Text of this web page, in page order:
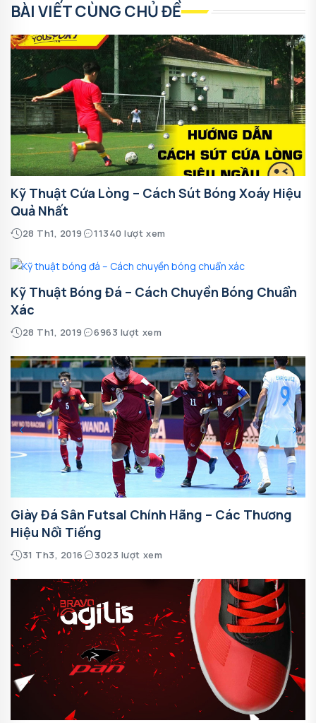
BÀI VIẾT CÙNG CHỦ ĐỀ
Kỹ Thuật Cứa Lòng – Cách Sút Bóng Xoáy Hiệu
Quả Nhất
28 Th1, 2019 11340 lượt xem
Kỹ Thuật Bóng Đá – Cách Chuyền Bóng Chuẩn
Xác
28 Th1, 2019 6963 lượt xem
Giày Đá Sân Futsal Chính Hãng – Các Thương
Hiệu Nổi Tiếng
31 Th3, 2016 3023 lượt xem